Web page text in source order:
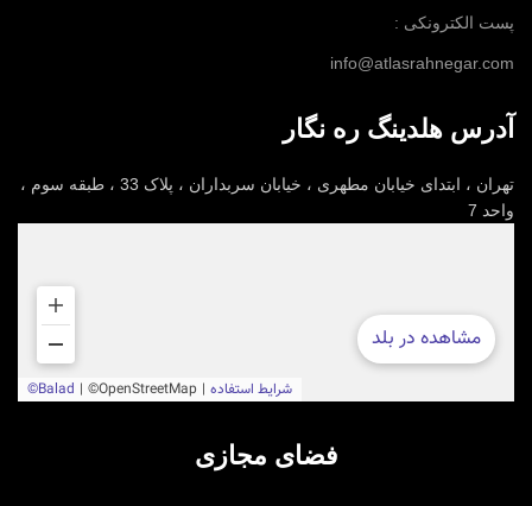
پست الکترونکی :
info@atlasrahnegar.com
آدرس هلدینگ ره نگار
تهران ، ابتدای خیابان مطهری ، خیابان سربداران ، پلاک 33 ، طبقه سوم ،
واحد 7
فضای مجازی